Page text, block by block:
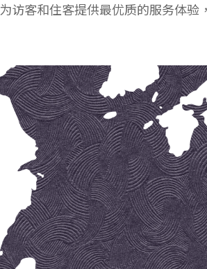
访客和住客提供最优质的服务体验